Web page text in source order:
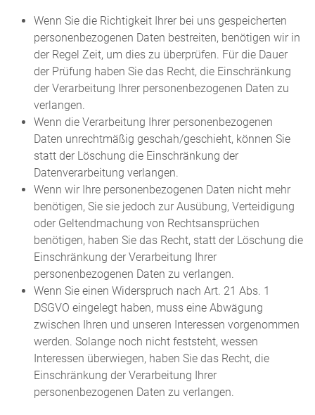
Wenn Sie die Richtigkeit Ihrer bei uns gespeicherten
personenbezogenen Daten bestreiten, benötigen wir in
der Regel Zeit, um dies zu überprüfen. Für die Dauer
der Prüfung haben Sie das Recht, die Einschränkung
der Verarbeitung Ihrer personenbezogenen Daten zu
verlangen.
Wenn die Verarbeitung Ihrer personenbezogenen
Daten unrechtmäßig geschah/geschieht, können Sie
statt der Löschung die Einschränkung der
Datenverarbeitung verlangen.
Wenn wir Ihre personenbezogenen Daten nicht mehr
benötigen, Sie sie jedoch zur Ausübung, Verteidigung
oder Geltendmachung von Rechtsansprüchen
benötigen, haben Sie das Recht, statt der Löschung die
Einschränkung der Verarbeitung Ihrer
personenbezogenen Daten zu verlangen.
Wenn Sie einen Widerspruch nach Art. 21 Abs. 1
DSGVO eingelegt haben, muss eine Abwägung
zwischen Ihren und unseren Interessen vorgenommen
werden. Solange noch nicht feststeht, wessen
Interessen überwiegen, haben Sie das Recht, die
Einschränkung der Verarbeitung Ihrer
personenbezogenen Daten zu verlangen.